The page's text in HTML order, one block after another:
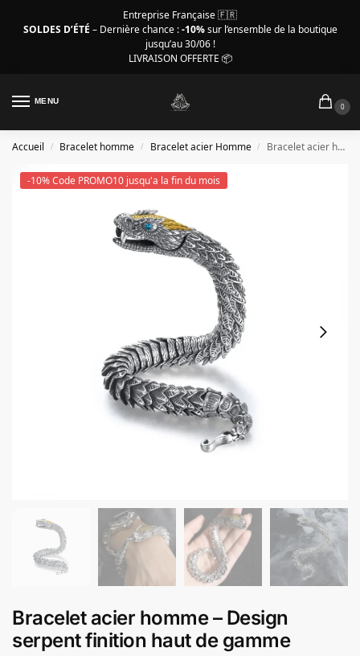
Entreprise Française 🇫🇷
SOLDES D’ÉTÉ – Dernière chance :-10%sur l’ensemble de la boutique
jusqu’au 30/06 !
LIVRAISON OFFERTE 📦
MENU
0
Accueil / Bracelet homme / Bracelet acier Homme / Bracelet acier homme – Design serpent finition haut de gamme
-10% Code PROMO10 jusqu'a la fin du mois
Bracelet acier homme – Design
serpent finition haut de gamme